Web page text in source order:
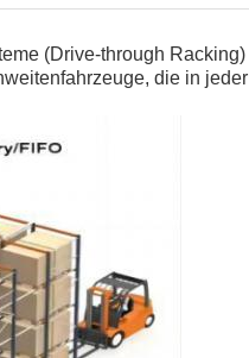
(Drive-through Racking)
die in jeder